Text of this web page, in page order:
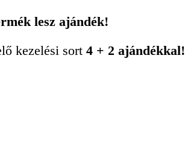
lesz ajándék!
kezelési sort 4 + 2 ajándékkal!